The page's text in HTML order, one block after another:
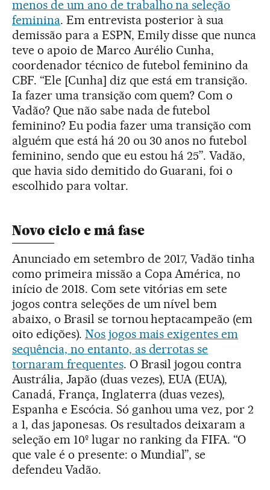
menos de um ano de trabalho na seleção
feminina. Em entrevista posterior à sua
demissão para a ESPN, Emily disse que nunca
teve o apoio de Marco Aurélio Cunha,
coordenador técnico de futebol feminino da
CBF. “Ele [Cunha] diz que está em transição.
Ia fazer uma transição com quem? Com o
Vadão? Que não sabe nada de futebol
feminino? Eu podia fazer uma transição com
alguém que está há 20 ou 30 anos no futebol
feminino, sendo que eu estou há 25”. Vadão,
que havia sido demitido do Guarani, foi o
escolhido para voltar.
Novo ciclo e má fase
Anunciado em setembro de 2017, Vadão tinha
como primeira missão a Copa América, no
início de 2018. Com sete vitórias em sete
jogos contra seleções de um nível bem
abaixo, o Brasil se tornou heptacampeão (em
oito edições). Nos jogos mais exigentes em
sequência, no entanto, as derrotas se
tornaram frequentes. O Brasil jogou contra
Austrália, Japão (duas vezes), EUA (EUA),
Canadá, França, Inglaterra (duas vezes),
Espanha e Escócia. Só ganhou uma vez, por 2
a 1, das japonesas. Os resultados deixaram a
seleção em 10º lugar no ranking da FIFA. “O
que vale é o presente: o Mundial”, se
defendeu Vadão.